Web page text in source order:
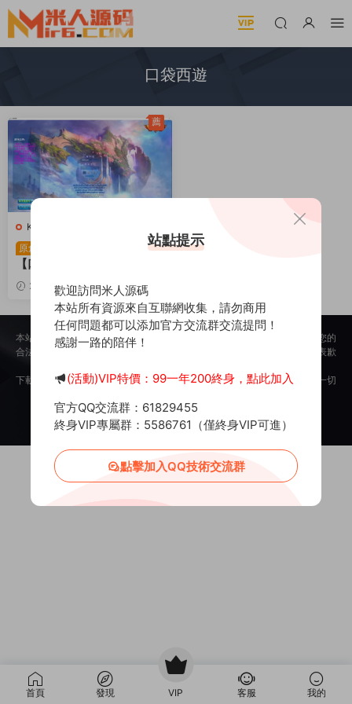
口袋西遊
K-口袋西遊
原創
Q萌3DMMORPG端遊
【口袋西遊藍龍版】Linux手
工服務端+GM工具+網頁注
冊+PC客戶端+視頻架設教
2024-10-27 1.11k 30
薦
本站所提供的内容均來自公開網絡收集、轉發、二次開發而來，若侵犯了您的
合法權益，請來信通知我們，我們會及時删除，給您帶來的不便，我們深表歉
下載用戶僅供學習交流，若使用商業用途，請購買正版授權，否則産生的一切
Copyright © 2012-2025 MiR6.COMAll Rights Reserved
投訴郵箱： Mail@Mir6.com 蜀ICP備2022016462号-2
首頁 發現 VIP 客服 我的
站點提示
歡迎訪問米人源碼
本站所有資源來自互聯網收集，請勿商用
任何問題都可以添加官方交流群交流提問！
感謝一路的陪伴！
(活動)VIP特價：99一年200終身，點此加入
官方QQ交流群：61829455
終身VIP專屬群：5586761（僅終身VIP可進）
點擊加入QQ技術交流群